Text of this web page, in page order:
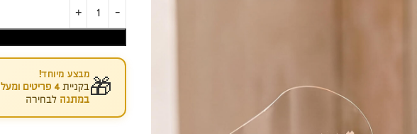
🎁מבצע מיוחד!
בקניית 4 פריטים ומעלה
במתנה לבחירה